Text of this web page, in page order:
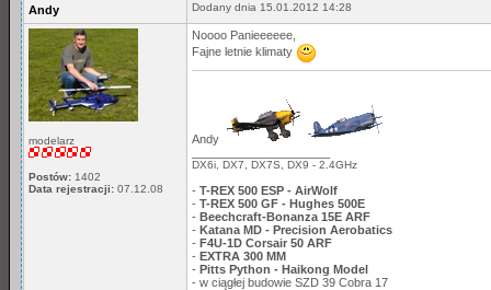
Andy Dodany dnia 15.01.2012 14:28
modelarz
Postów: 1402
Data rejestracji: 07.12.08
Noooo Panieeeeee,
Fajne letnie klimaty
Andy
DX6i, DX7, DX7S, DX9 - 2.4GHz
- T-REX 500 ESP - AirWolf
- T-REX 500 GF - Hughes 500E
- Beechcraft-Bonanza 15E ARF
- Katana MD - Precision Aerobatics
- F4U-1D Corsair 50 ARF
- EXTRA 300 MM
- Pitts Python - Haikong Model
- w ciągłej budowie SZD 39 Cobra 17